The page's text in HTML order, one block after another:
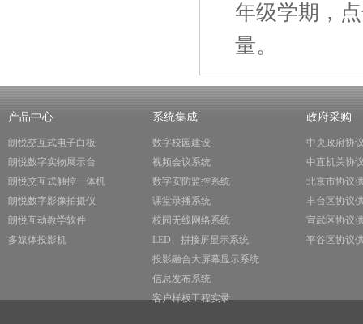
年级学期，
量。
产品中心
朗悦交互式电子白板
朗悦数字实物展示台
朗悦交互式触控一体机
朗悦数字影像拍摄仪
朗悦互动教学软件
多媒体投影机
系统集成
数字校园建设
视频会议系统
数字安防监控系统
课堂录播系统
校园无线网络系统
LED、拼接屏显示系统
投影融合大屏幕显示系统
信息发布系统
客户样板工程实录
政府采购
中央政府协
中直机关协
北京市协议
丰台区协议
宣武区协议
平谷区协议